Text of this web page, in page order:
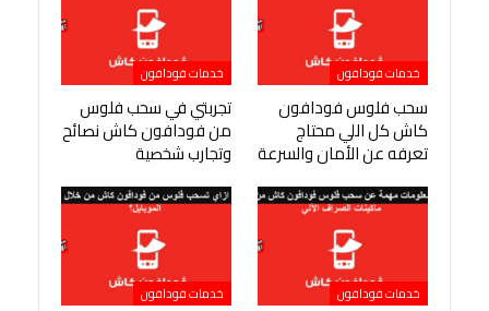
خدمات فودافون
سحب فلوس فودافون
كاش كل اللي محتاج
تعرفه عن الأمان والسرعة
خدمات فودافون
تجربتي في سحب فلوس
من فودافون كاش نصائح
وتجارب شخصية
خدمات فودافون خدمات فودافون